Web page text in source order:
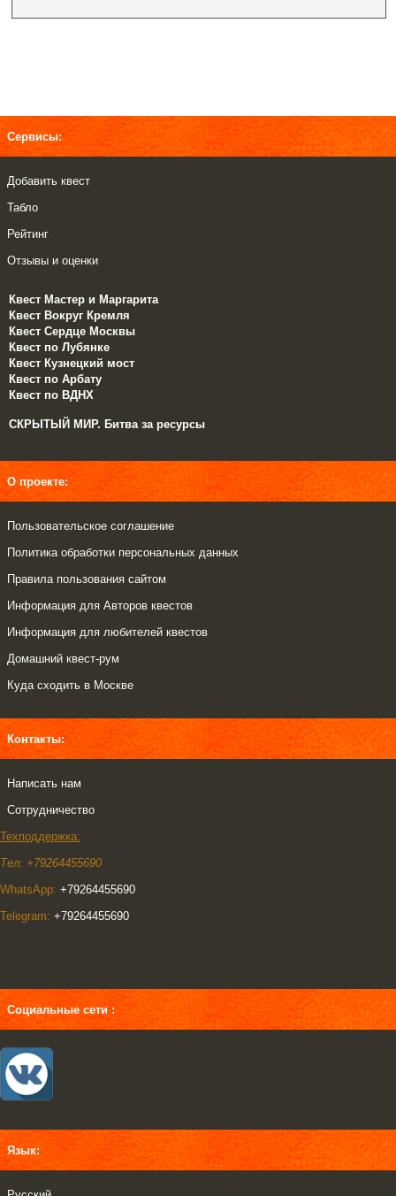
Сервисы:
Добавить квест
Табло
Рейтинг
Отзывы и оценки
Квест Мастер и Маргарита
Квест Вокруг Кремля
Квест Сердце Москвы
Квест по Лубянке
Квест Кузнецкий мост
Квест по Арбату
Квест по ВДНХ
СКРЫТЫЙ МИР. Битва за ресурсы
О проекте:
Пользовательское соглашение
Политика обработки персональных данных
Правила пользования сайтом
Информация для Авторов квестов
Информация для любителей квестов
Домашний квест-рум
Куда сходить в Москве
Контакты:
Написать нам
Сотрудничество
Техподдержка:
Тел: +79264455690
WhatsApp: +79264455690
Telegram: +79264455690
Социальные сети :
Язык: